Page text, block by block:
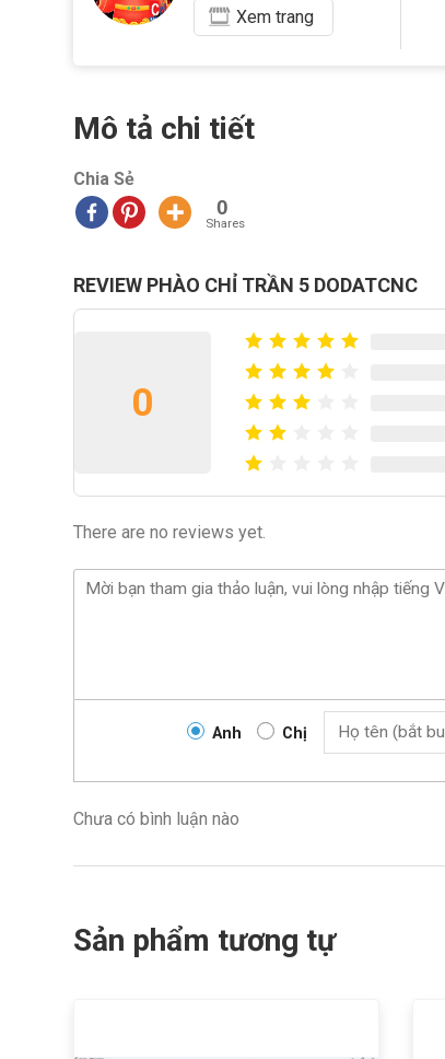
Xem trang
Mô tả chi tiết
Chia Sẻ
0
Shares
REVIEW PHÀO CHỈ TRẦN 5 DODATCNC
0
There are no reviews yet.
Anh Chị
Chưa có bình luận nào
Sản phẩm tương tự